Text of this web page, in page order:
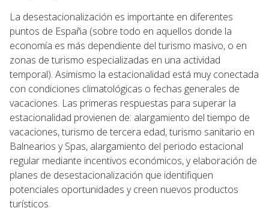
La desestacionalización es importante en diferentes
puntos de España (sobre todo en aquellos donde la
economía es más dependiente del turismo masivo, o en
zonas de turismo especializadas en una actividad
temporal). Asimismo la estacionalidad está muy conectada
con condiciones climatológicas o fechas generales de
vacaciones. Las primeras respuestas para superar la
estacionalidad provienen de: alargamiento del tiempo de
vacaciones, turismo de tercera edad, turismo sanitario en
Balnearios y Spas, alargamiento del periodo estacional
regular mediante incentivos económicos, y elaboración de
planes de desestacionalización que identifiquen
potenciales oportunidades y creen nuevos productos
turísticos.